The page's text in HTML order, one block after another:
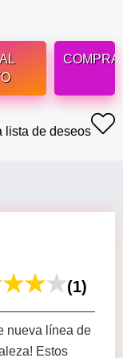
lista de deseos
(1)
nueva línea de
Estos